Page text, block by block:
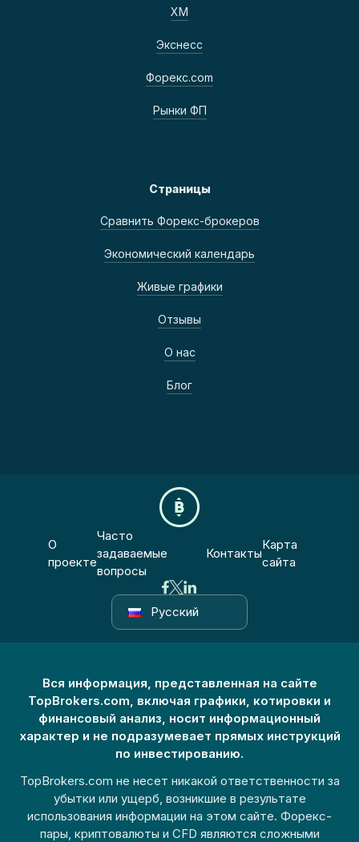
ХМ
Экснесс
Форекс.com
Рынки ФП
Страницы
Сравнить Форекс-брокеров
Экономический календарь
Живые графики
Отзывы
О нас
Блог
О
проекте
Часто
задаваемые
вопросы
Контакты
Карта
сайта
Русский
Вся информация, представленная на сайте
TopBrokers.com, включая графики, котировки и
финансовый анализ, носит информационный
характер и не подразумевает прямых инструкций
по инвестированию.
TopBrokers.com не несет никакой ответственности за
убытки или ущерб, возникшие в результате
использования информации на этом сайте. Форекс-
пары, криптовалюты и CFD являются сложными